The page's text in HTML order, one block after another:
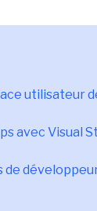
utilisateur
avec Visual